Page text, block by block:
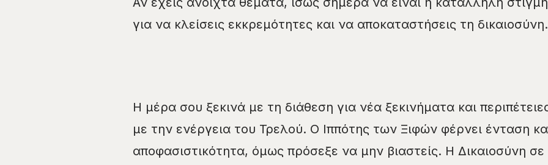
για να κλείσεις εκκρεμότητες και να αποκαταστήσεις τη δικαιοσύνη.
Η μέρα σου ξεκινά με τη διάθεση για νέα ξεκινήματα και
με την ενέργεια του Τρελού. Ο Ιππότης των Ξιφών φέρνει ένταση
αποφασιστικότητα, όμως πρόσεξε να μην βιαστείς. Η Δικαιοσύνη σε